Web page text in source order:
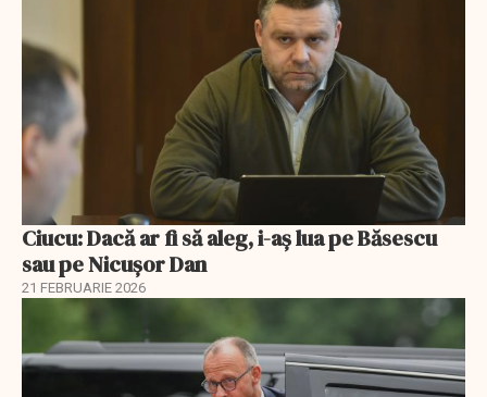
Ciucu: Dacă ar fi să aleg, i-aș lua pe Băsescu
sau pe Nicușor Dan
21 FEBRUARIE 2026